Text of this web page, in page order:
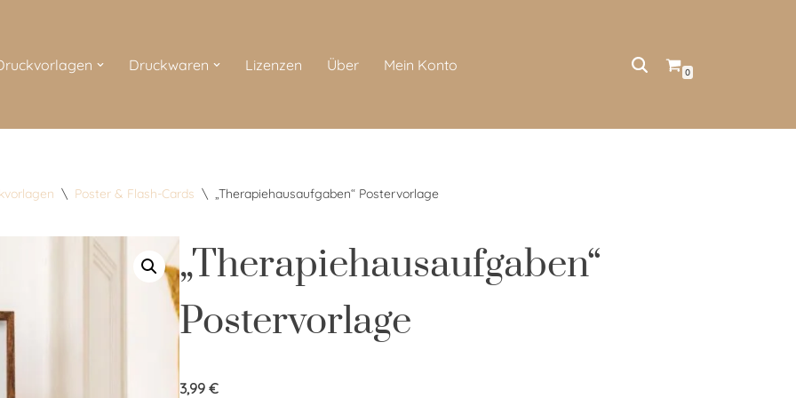
Druckwaren Lizenzen Über Mein Konto 0
\ Poster & Flash-Cards \ „Therapiehausaufgaben“ Postervorlage
„Therapiehausaufgaben“
Postervorlage
3,99 €